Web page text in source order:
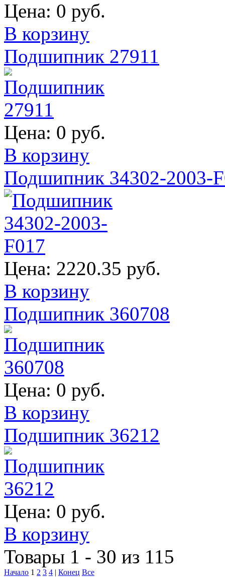
Цена: 0 руб.
В корзину
Подшипник 27911
Цена: 0 руб.
В корзину
Подшипник 34302-2003-
Цена: 2220.35 руб.
В корзину
Подшипник 360708
Цена: 0 руб.
В корзину
Подшипник 36212
Цена: 0 руб.
В корзину
Товары 1 - 30 из 115
Начало 1 2 3 4 | Конец Все